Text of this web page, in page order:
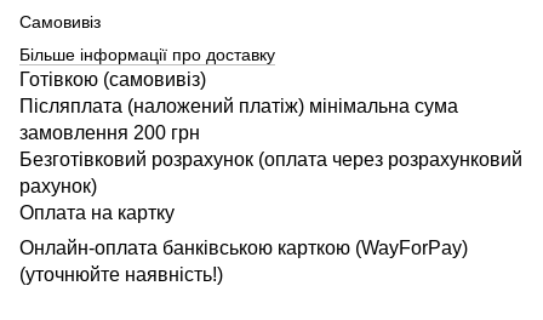
Самовивіз
Більше інформації про доставку
Готівкою (самовивіз)
Післяплата (наложений платіж) мінімальна сума
замовлення 200 грн
Безготівковий розрахунок (оплата через розрахунковий
рахунок)
Оплата на картку
Онлайн-оплата банківською карткою (WayForPay)
(уточнюйте наявність!)